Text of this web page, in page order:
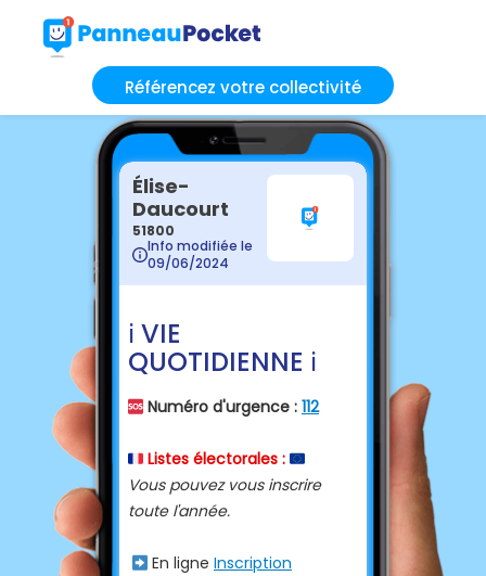
Référencez votre collectivité
Élise-
Daucourt
51800
Info modifiée le
09/06/2024
ℹ VIE
QUOTIDIENNE ℹ
🆘 Numéro d'urgence : 112
🇨🇵 Listes électorales : 🇪🇺
Vous pouvez vous inscrire
toute l'année.
➡ En ligne Inscription